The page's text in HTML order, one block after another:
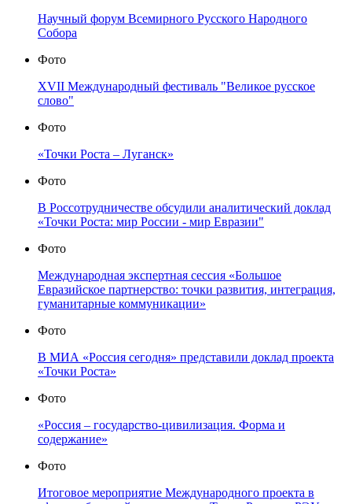
Научный форум Всемирного Русского Народного
Собора
Фото
XVII Международный фестиваль "Великое русское
слово"
Фото
«Точки Роста – Луганск»
Фото
В Россотрудничестве обсудили аналитический доклад
«Точки Роста: мир России - мир Евразии"
Фото
Международная экспертная сессия «Большое
Евразийское партнерство: точки развития, интеграция,
гуманитарные коммуникации»
Фото
В МИА «Россия сегодня» представили доклад проекта
«Точки Роста»
Фото
«Россия – государство-цивилизация. Форма и
содержание»
Фото
Итоговое мероприятие Международного проекта в